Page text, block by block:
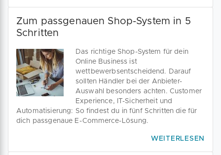
Zum passgenauen Shop-System in 5
Schritten
Das richtige Shop-System für dein
Online Business ist
wettbewerbsentscheidend. Darauf
sollten Händler bei der Anbieter-
Auswahl besonders achten. Customer
Experience, IT-Sicherheit und
Automatisierung: So findest du in fünf Schritten die für
dich passgenaue E-Commerce-Lösung.
WEITERLESEN